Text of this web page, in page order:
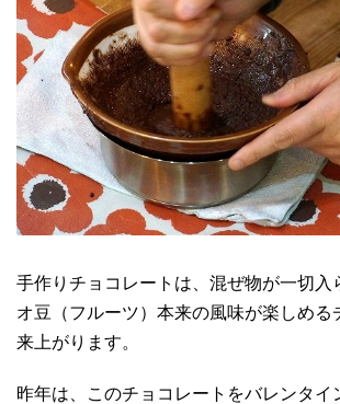
手作りチョコレートは、混ぜ物が一切入
オ豆（フルーツ）本来の風味が楽しめる
来上がります。
昨年は、このチョコレートをバレンタイ